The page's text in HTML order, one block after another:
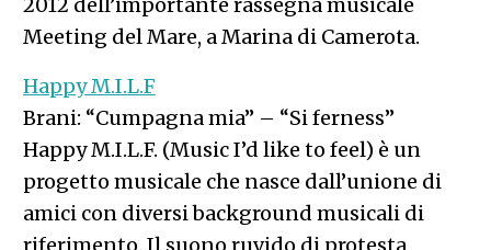
Meeting del Mare, a Marina di Camerota.
Happy M.I.L.F
Brani: “Cumpagna mia” – “Si ferness”
Happy M.I.L.F. (Music I’d like to feel) è un
progetto musicale che nasce dall’unione di
amici con diversi background musicali di